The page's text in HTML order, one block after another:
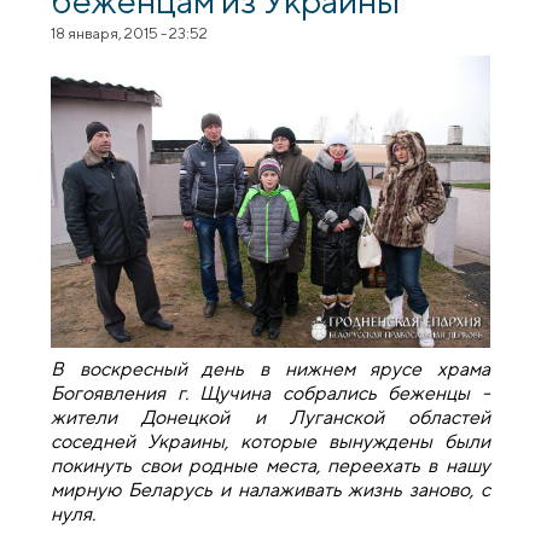
18 января, 2015 - 23:52
В воскресный день в нижнем ярусе храма
Богоявления г. Щучина собрались беженцы -
жители Донецкой и Луганской областей
соседней Украины, которые вынуждены были
покинуть свои родные места, переехать в нашу
мирную Беларусь и налаживать жизнь заново, с
нуля.